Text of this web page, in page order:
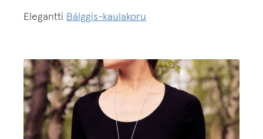
Elegantti Bálggis-kaulakoru